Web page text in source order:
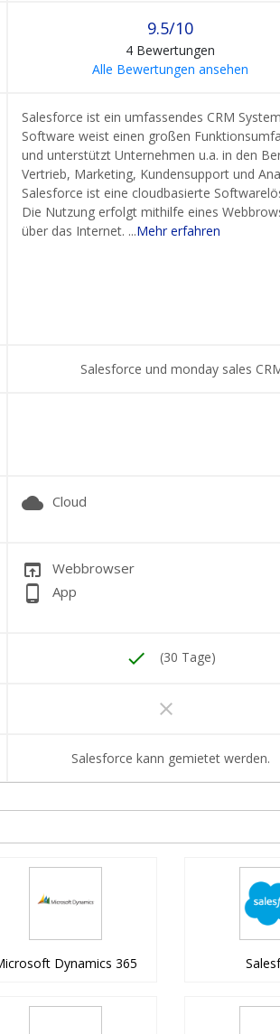
9.5/10
4 Bewertungen
Alle Bewertungen ansehen
Salesforce ist ein umfassendes CRM
Software weist einen großen
und unterstützt Unternehmen u.a. in den
Vertrieb, Marketing, Kundensupport und
Salesforce ist eine cloudbasierte
Die Nutzung erfolgt mithilfe eines
über das Internet. ...Mehr erfahren
Salesforce und monday sales
cloud Cloud
open_in_browser Webbrowser
phone_android App
done (30 Tage)
clear
Salesforce kann gemietet werden.
Dynamics 365